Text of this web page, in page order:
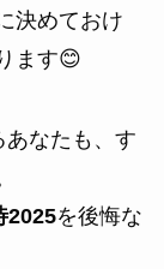
決めておけ
ます😊
なたも、す
2025を後悔な